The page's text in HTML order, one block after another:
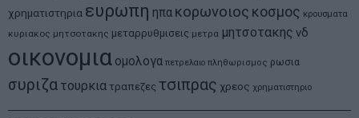
χρηματιστηρια ευρωπη ηπα κορωνοιος κοσμος κρουσματα
κυριακος μητσοτακης μεταρρυθμισεις μετρα μητσοτακης νδ
οικονομια ομολογα πετρελαιο πληθωρισμος ρωσια
συριζα τουρκια τραπεζες τσιπρας χρεος χρηματιστηριο